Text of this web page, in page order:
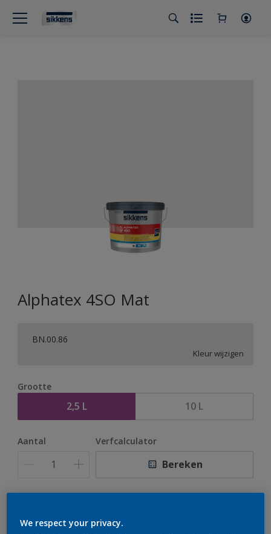
Alphatex 4SO Mat
BN.00.86
Kleur wijzigen
Grootte
2,5 L 10 L
Aantal Verfcalculator
Bereken
te bestellen. Houd de website in de gaten, we werken
We respect your privacy.